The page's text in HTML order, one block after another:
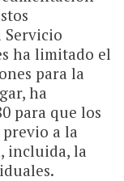
Servicio
ha limitado el
para la
ha
para que los
a la
incluida, la